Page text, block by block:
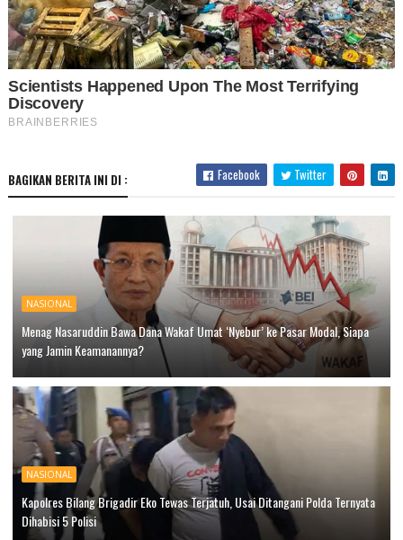
BAGIKAN BERITA INI DI : Facebook Twitter
NASIONAL
Menag Nasaruddin Bawa Dana Wakaf Umat ‘Nyebur’ ke Pasar Modal, Siapa
yang Jamin Keamanannya?
NASIONAL
Kapolres Bilang Brigadir Eko Tewas Terjatuh, Usai Ditangani Polda Ternyata
Dihabisi 5 Polisi